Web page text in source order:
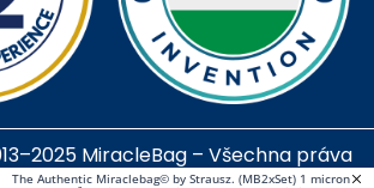
MiracleBag – Všechna práva
The Authentic Miraclebag© by Strausz. (MB2xSet) 1 micron